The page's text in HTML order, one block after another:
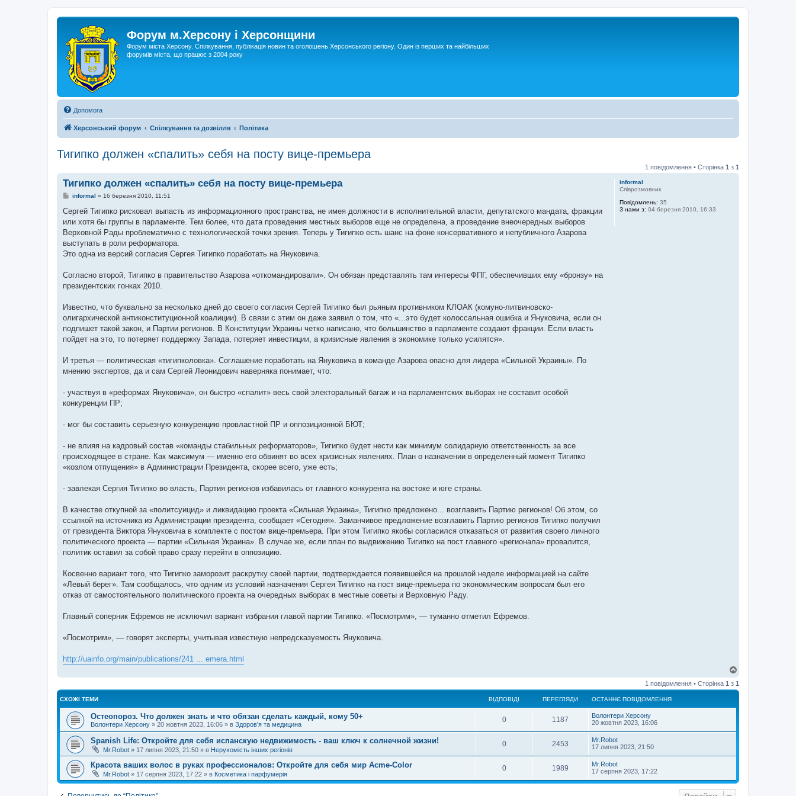
Форум м.Херсону і Херсонщини
Форум міста Херсону. Спілкування, публікація новин та оголошень Херсонського регіону. Один із перших та найбільших
форумів міста, що працює з 2004 року
Допомога
Херсонський форум Спілкування та дозвілля Політика
Тигипко должен «спалить» себя на посту вице-премьера
1 повідомлення • Сторінка 1 з 1
informal
Співрозмовник
Повідомлень: 35
З нами з: 04 березня 2010, 16:33
Тигипко должен «спалить» себя на посту вице-премьера
П
в
д
о
м
л
е
я
informal » 16 березня 2010, 11:51
Сергей Тигипко рисковал выпасть из информационного пространства, не имея должности в исполнительной власти, депутатского мандата, фракции
или хотя бы группы в парламенте. Тем более, что дата проведения местных выборов еще не определена, а проведение внеочередных выборов
Верховной Рады проблематично с технологической точки зрения. Теперь у Тигипко есть шанс на фоне консервативного и непубличного Азарова
выступать в роли реформатора.
Это одна из версий согласия Сергея Тигипко поработать на Януковича.
Согласно второй, Тигипко в правительство Азарова «откомандировали». Он обязан представлять там интересы ФПГ, обеспечивших ему «бронзу» на
президентских гонках 2010.
Известно, что буквально за несколько дней до своего согласия Сергей Тигипко был рьяным противником КЛОАК (комуно-литвиновско-
олигархической антиконституционной коалиции). В связи с этим он даже заявил о том, что «...это будет колоссальная ошибка и Януковича, если он
подпишет такой закон, и Партии регионов. В Конституции Украины четко написано, что большинство в парламенте создают фракции. Если власть
пойдет на это, то потеряет поддержку Запада, потеряет инвестиции, а кризисные явления в экономике только усилятся».
И третья — политическая «тигипколовка». Соглашение поработать на Януковича в команде Азарова опасно для лидера «Сильной Украины». По
мнению экспертов, да и сам Сергей Леонидович наверняка понимает, что:
- участвуя в «реформах Януковича», он быстро «спалит» весь свой электоральный багаж и на парламентских выборах не составит особой
конкуренции ПР;
- мог бы составить серьезную конкуренцию провластной ПР и оппозиционной БЮТ;
- не влияя на кадровый состав «команды стабильных реформаторов», Тигипко будет нести как минимум солидарную ответственность за все
происходящее в стране. Как максимум — именно его обвинят во всех кризисных явлениях. План о назначении в определенный момент Тигипко
«козлом отпущения» в Администрации Президента, скорее всего, уже есть;
- завлекая Сергия Тигипко во власть, Партия регионов избавилась от главного конкурента на востоке и юге страны.
В качестве откупной за «политсуицид» и ликвидацию проекта «Сильная Украина», Тигипко предложено... возглавить Партию регионов! Об этом, со
ссылкой на источника из Администрации президента, сообщает «Сегодня». Заманчивое предложение возглавить Партию регионов Тигипко получил
от президента Виктора Януковича в комплекте с постом вице-премьера. При этом Тигипко якобы согласился отказаться от развития своего личного
политического проекта — партии «Сильная Украина». В случае же, если план по выдвижению Тигипко на пост главного «регионала» провалится,
политик оставил за собой право сразу перейти в оппозицию.
Косвенно вариант того, что Тигипко заморозит раскрутку своей партии, подтверждается появившейся на прошлой неделе информацией на сайте
«Левый берег». Там сообщалось, что одним из условий назначения Сергея Тигипко на пост вице-премьера по экономическим вопросам был его
отказ от самостоятельного политического проекта на очередных выборах в местные советы и Верховную Раду.
Главный соперник Ефремов не исключил вариант избрания главой партии Тигипко. «Посмотрим», — туманно отметил Ефремов.
«Посмотрим», — говорят эксперты, учитывая известную непредсказуемость Януковича.
http://uainfo.org/main/publications/241 ... emera.html
г
о
1 повідомлення • Сторінка 1 з 1
СХОЖІ ТЕМИ ВІДПОВІДІ ПЕРЕГЛЯДИ ОСТАННЄ ПОВІДОМЛЕННЯ
Остеопороз. Что должен знать и что обязан сделать каждый, кому 50+
Волонтери Херсону » 20 жовтня 2023, 16:06 » в Здоров'я та медицина
0 1187
Волонтери Херсону
20 жовтня 2023, 16:06
Spanish Life: Откройте для себя испанскую недвижимость - ваш ключ к солнечной жизни!
Mr.Robot » 17 липня 2023, 21:50 » в Нерухомість інших регіонів
0 2453
Mr.Robot
17 липня 2023, 21:50
Красота ваших волос в руках профессионалов: Откройте для себя мир Acme-Color
Mr.Robot » 17 серпня 2023, 17:22 » в Косметика і парфумерія
0 1989
Mr.Robot
17 серпня 2023, 17:22